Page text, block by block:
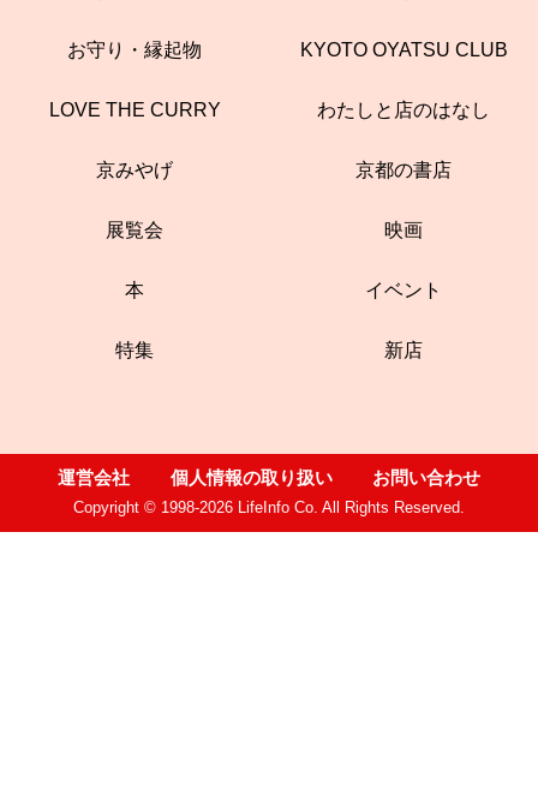
お守り・縁起物 KYOTO OYATSU CLUB
LOVE THE CURRY わたしと店のはなし
京みやげ 京都の書店
展覧会 映画
本 イベント
特集 新店
運営会社 個人情報の取り扱い お問い合わせ
Copyright © 1998-2026 LifeInfo Co. All Rights Reserved.